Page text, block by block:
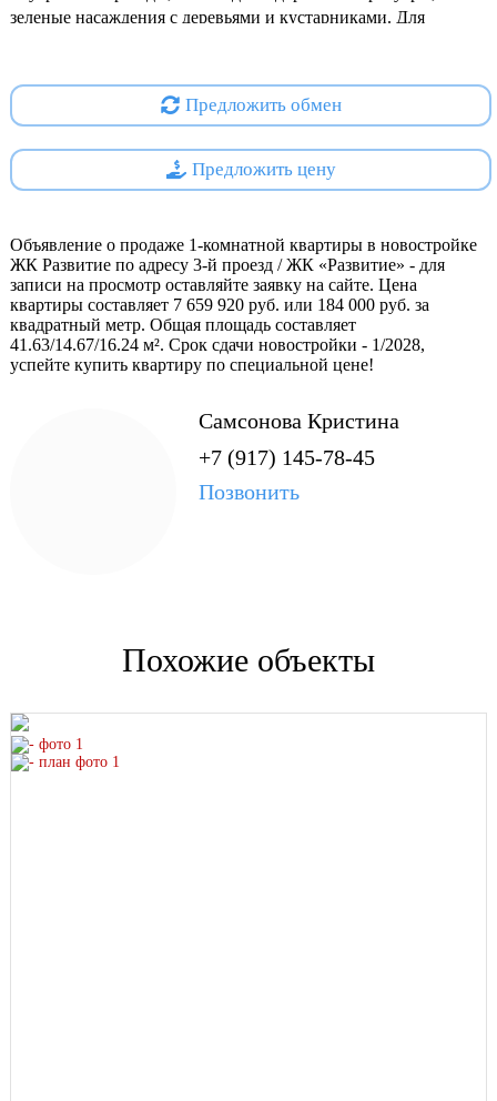
зеленые насаждения с деревьями и кустарниками. Для
В непосредственной близости от жилого комплекса
торговые центры, магазины, аптеки, спортивные
комплексы и другие необходимые объекты
Кроме того, выделен участок земли под строительство
образовательного центра на 230 мест, включающего
начальную школу на 150 учеников с детским садом на 80
мест. На территории комплекса запланированы спортивные
и игровые площадки, а также отдельные зоны для каждой
Проектная декларация на https://наш.дом.рф
Специализированный застройщик - Самара-Еврострой СК
Предложить обмен
Предложить цену
Объявление о продаже 1-комнатной квартиры в новостройке
ЖК Развитие по адресу 3-й проезд / ЖК «Развитие» - для
записи на просмотр оставляйте заявку на сайте. Цена
квартиры составляет 7 659 920 руб. или 184 000 руб. за
квадратный метр. Общая площадь составляет
41.63/14.67/16.24 м². Срок сдачи новостройки - 1/2028,
успейте купить квартиру по специальной цене!
Самсонова Кристина
+7 (917) 145-78-45
Позвонить
Похожие объекты